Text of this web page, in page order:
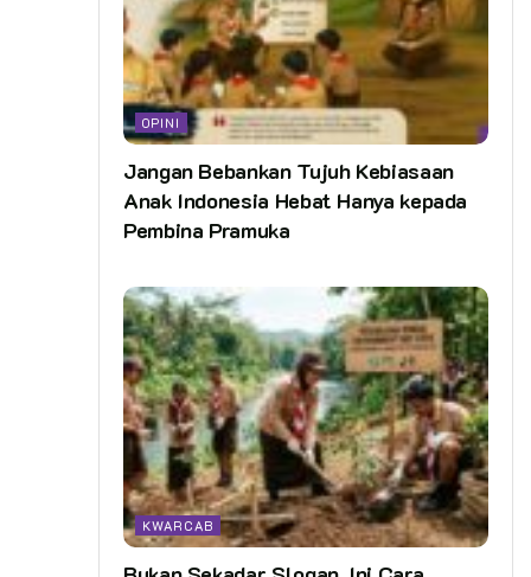
OPINI
Jangan Bebankan Tujuh Kebiasaan
Anak Indonesia Hebat Hanya kepada
Pembina Pramuka
KWARCAB